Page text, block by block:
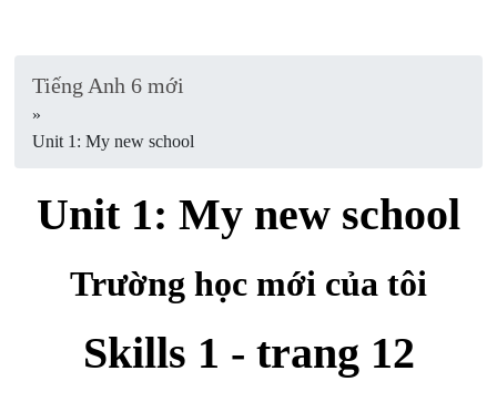
Tiếng Anh 6 mới
»
Unit 1: My new school
Unit 1: My new school
Trường học mới của tôi
Skills 1 - trang 12